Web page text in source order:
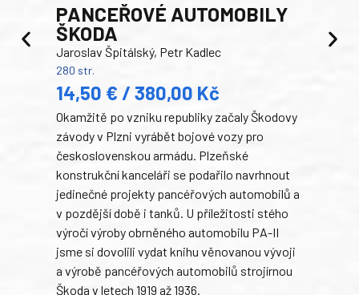
PANCEŘOVÉ AUTOMOBILY
ŠKODA
Jaroslav Špitálský, Petr Kadlec
280 str.
14,50 € / 380,00 Kč
Okamžitě po vzniku republiky začaly Škodovy
závody v Plzni vyrábět bojové vozy pro
československou armádu. Plzeňské
konstrukční kanceláři se podařilo navrhnout
jedinečné projekty pancéřových automobilů a
v pozdější době i tanků. U příležitosti stého
výročí výroby obrněného automobilu PA-II
jsme si dovolili vydat knihu věnovanou vývoji
a výrobě pancéřových automobilů strojírnou
Škoda v letech 1919 až 1936.